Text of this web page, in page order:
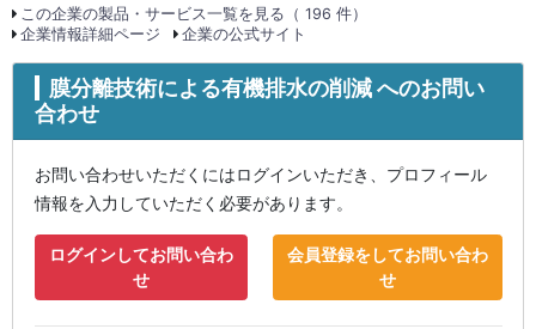
この企業の製品・サービス一覧を見る（ 196 件）
企業情報詳細ページ
企業の公式サイト
膜分離技術による有機排水の削減 へのお問い
合わせ
お問い合わせいただくにはログインいただき、プロフィール
情報を入力していただく必要があります。
ログインしてお問い合わ
せ
会員登録をしてお問い合わ
せ